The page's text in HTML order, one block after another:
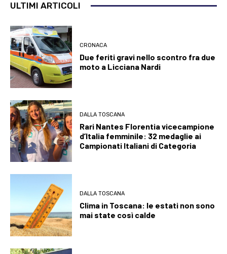
ULTIMI ARTICOLI
CRONACA
Due feriti gravi nello scontro fra due
moto a Licciana Nardi
DALLA TOSCANA
Rari Nantes Florentia vicecampione
d’Italia femminile: 32 medaglie ai
Campionati Italiani di Categoria
DALLA TOSCANA
Clima in Toscana: le estati non sono
mai state così calde